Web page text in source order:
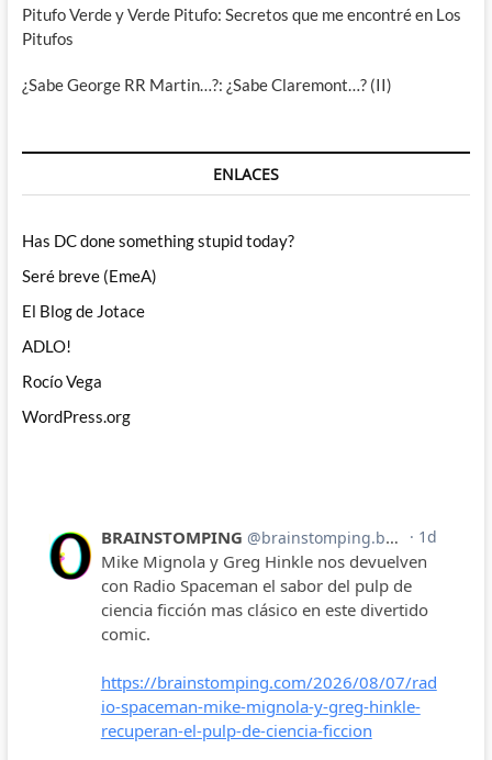
Pitufo Verde y Verde Pitufo: Secretos que me encontré en Los
Pitufos
¿Sabe George RR Martin…?: ¿Sabe Claremont…? (II)
ENLACES
Has DC done something stupid today?
Seré breve (EmeA)
El Blog de Jotace
ADLO!
Rocío Vega
WordPress.org